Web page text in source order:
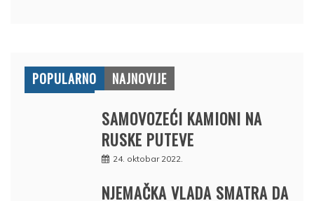
POPULARNO NAJNOVIJE
SAMOVOZEĆI KAMIONI NA
RUSKE PUTEVE
24. oktobar 2022.
NJEMAČKA VLADA SMATRA DA